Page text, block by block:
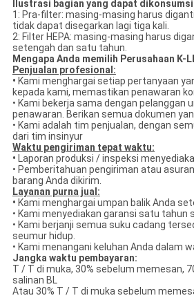
Ilustrasi bagian yang dapat
1: Pra-filter: masing-masing harus
tidak dapat disegarkan lagi tiga kali.
2: Filter HEPA: masing-masing harus
setengah dan satu tahun.
Mengapa Anda memilih Perusahaan K-
Penjualan profesional:
• Kami menghargai setiap pertanyaan
kepada kami, memastikan penawaran
• Kami bekerja sama dengan pelanggan
penawaran. Berikan semua dokumen
• Kami adalah tim penjualan, dengan
dari tim insinyur
Waktu pengiriman tepat waktu:
• Laporan produksi / inspeksi
• Pemberitahuan pengiriman atau
barang Anda dikirim.
Layanan purna jual:
• Kami menghargai umpan balik Anda
• Kami menyediakan garansi satu tahun
• Kami berjanji semua suku cadang
seumur hidup.
• Kami menangani keluhan Anda dalam
Jangka waktu pembayaran:
T / T di muka, 30% sebelum memesan,
salinan BL
Atau 30% T / T di muka sebelum